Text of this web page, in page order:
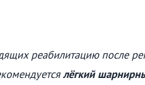
реабилитацию после
лёгкий